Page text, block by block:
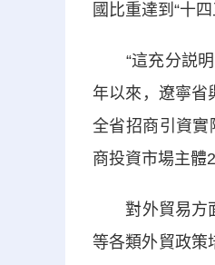
國比重達到“十
“這充分説明
年以來，遼寧省
全省招商引資實
商投資市場主體
對外貿易方
等各類外貿政策